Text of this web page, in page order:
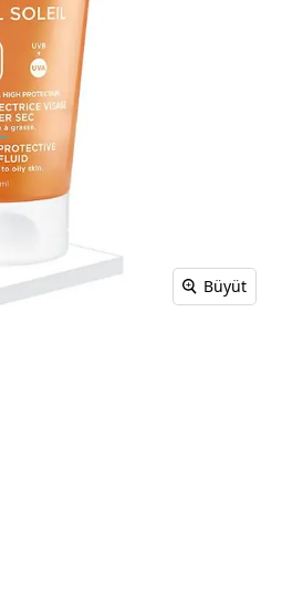
Meditech
Onnowell
Filorga
Juvera
Thea Pharma
Osteo Bi-Flex
Abdi İbrahim
Solgar
Supradyn
Day2Day
Haliborange
Büyüt